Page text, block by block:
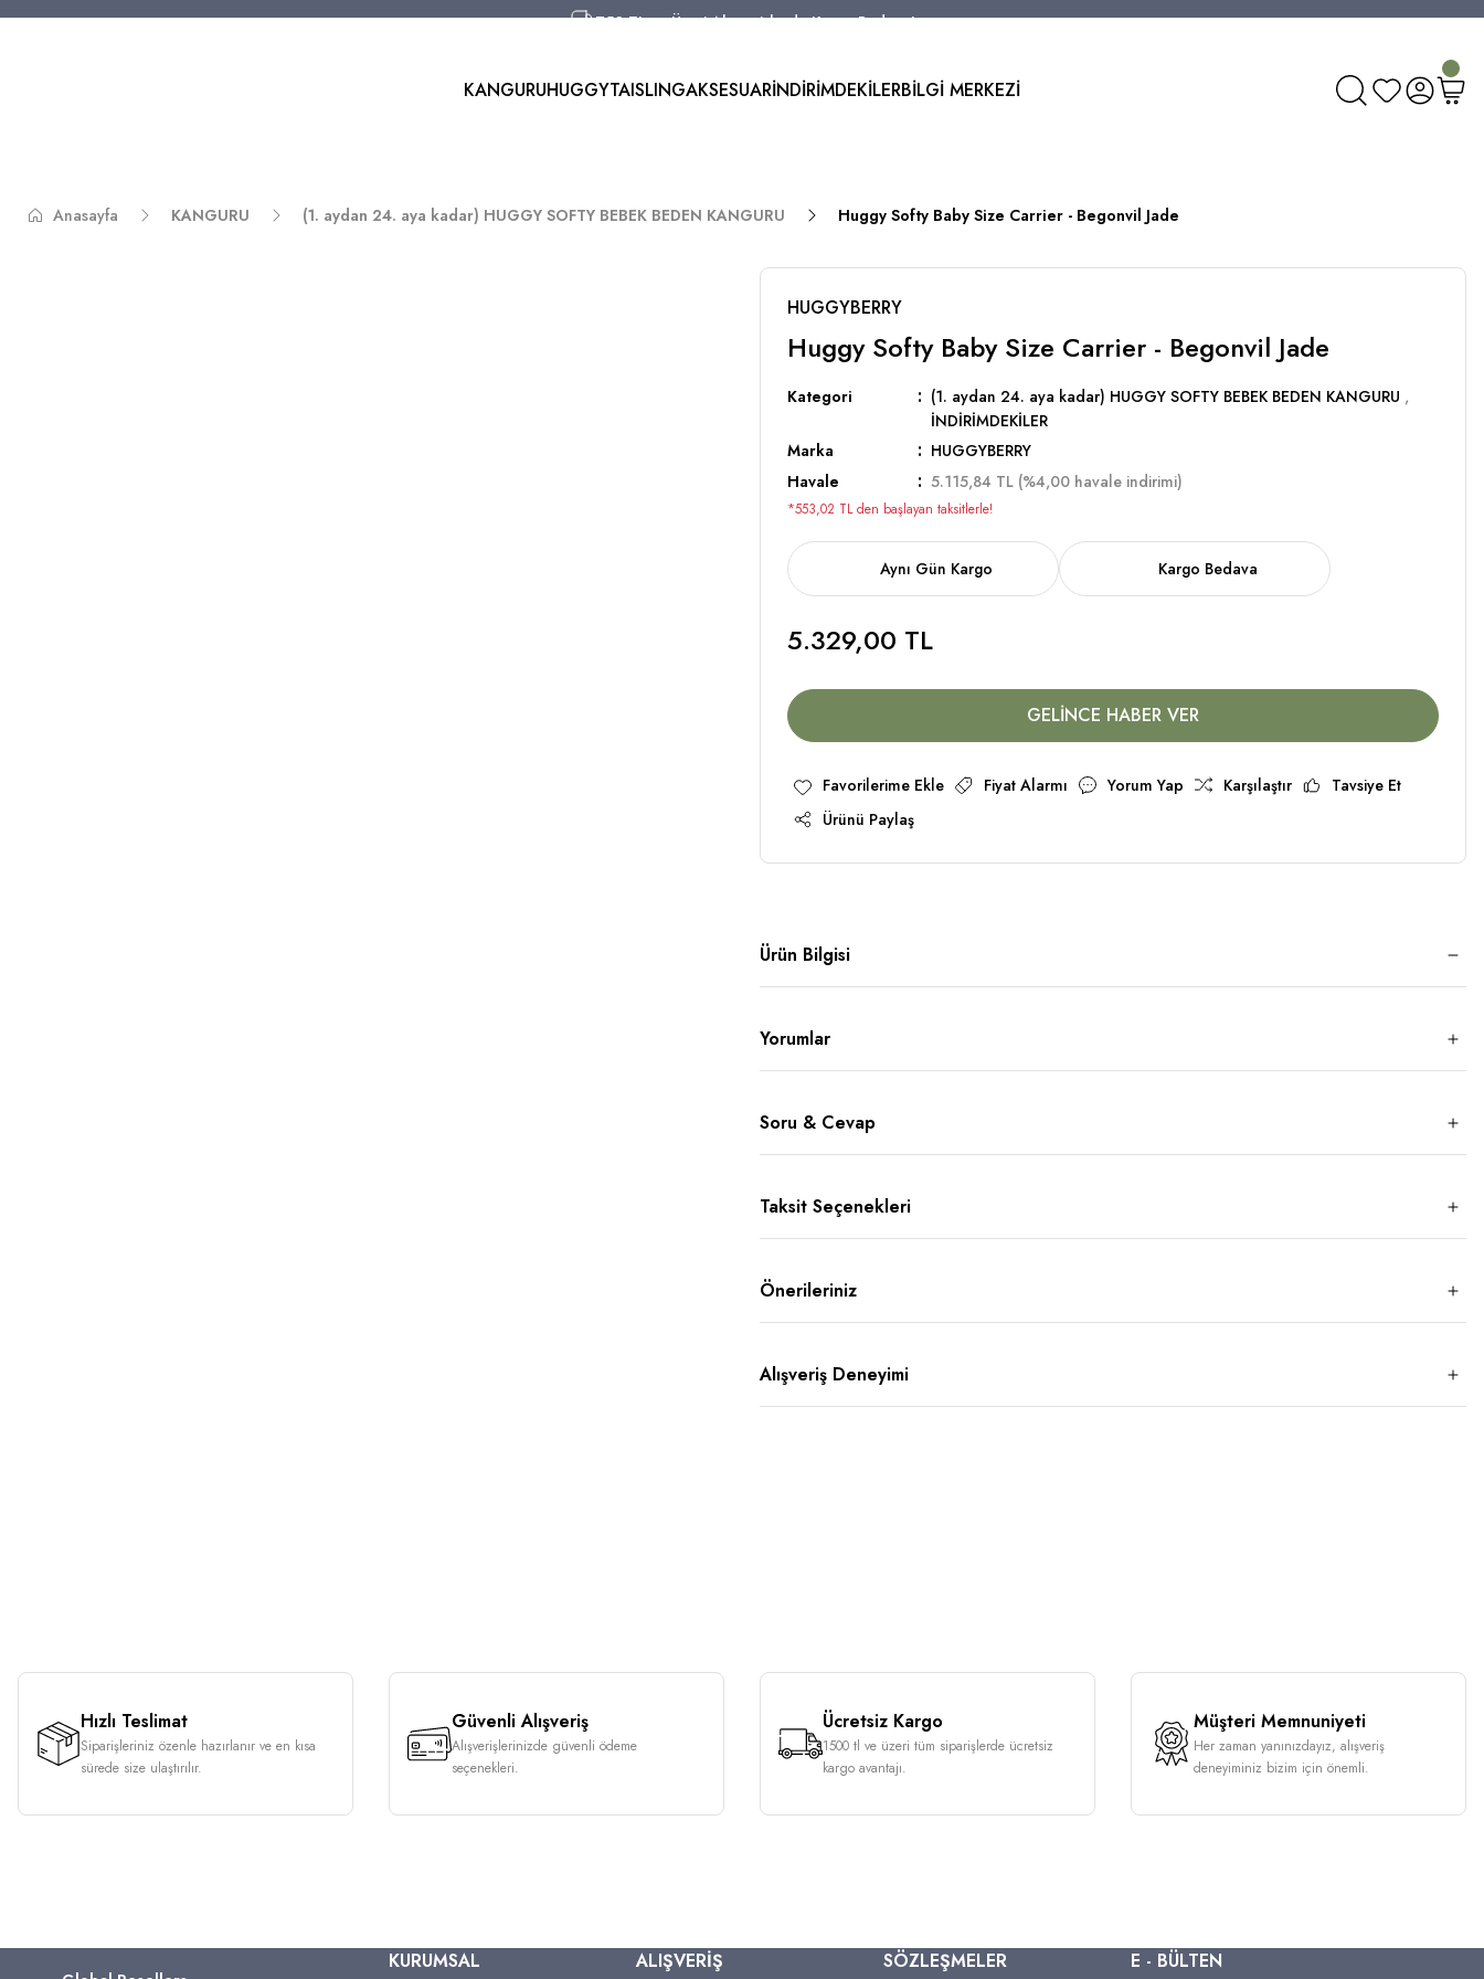
750 TL ve Üzeri Alışverişlerde Kargo Bedava!
Worldwide Shipping!
750 TL ve Üzeri Alışverişlerde Kargo Bedava!
KANGURUHUGGYTAISLINGAKSESUARİNDİRİMDEKİLERBİLGİ MERKEZİ
Anasayfa KANGURU (1. aydan 24. aya kadar) HUGGY SOFTY BEBEK BEDEN KANGURU Huggy Softy Baby Size Carrier - Begonvil Jade
HUGGYBERRY
Huggy Softy Baby Size Carrier - Begonvil Jade
Kategori (1. aydan 24. aya kadar) HUGGY SOFTY BEBEK BEDEN KANGURU ,
İNDİRİMDEKİLER
Marka
HUGGYBERRY
Havale
5.115,84 TL (%4,00 havale indirimi)
*553,02 TL den başlayan taksitlerle!
Aynı Gün Kargo Kargo Bedava
5.329,00 TL
GELİNCE HABER VER
Fiyat Alarmı Yorum Yap Karşılaştır
Tavsiye Et
Ürünü Paylaş
Ürün Bilgisi
Yorumlar
Soru & Cevap
Taksit Seçenekleri
Önerileriniz
Alışveriş Deneyimi
Hızlı Teslimat
Siparişleriniz özenle hazırlanır ve en kısa
sürede size ulaştırılır.
Güvenli Alışveriş
Alışverişlerinizde güvenli ödeme
seçenekleri.
Ücretsiz Kargo
1500 tl ve üzeri tüm siparişlerde ücretsiz
kargo avantajı.
Müşteri Memnuniyeti
Her zaman yanınızdayız, alışveriş
deneyiminiz bizim için önemli.
KURUMSAL ALIŞVERİŞ SÖZLEŞMELER E - BÜLTEN